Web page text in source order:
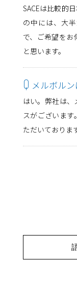
SACEは比較的
の中には、大
で、ご希望を
と思います。
Q メルボル
はい。弊社は
スがございま
ただいておりま